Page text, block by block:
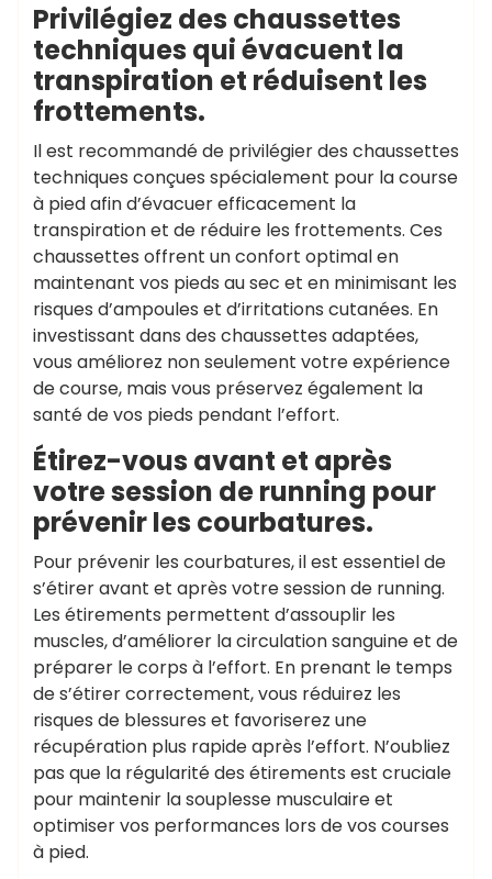
Privilégiez des chaussettes
techniques qui évacuent la
transpiration et réduisent les
frottements.
Il est recommandé de privilégier des chaussettes
techniques conçues spécialement pour la course
à pied afin d’évacuer efficacement la
transpiration et de réduire les frottements. Ces
chaussettes offrent un confort optimal en
maintenant vos pieds au sec et en minimisant les
risques d’ampoules et d’irritations cutanées. En
investissant dans des chaussettes adaptées,
vous améliorez non seulement votre expérience
de course, mais vous préservez également la
santé de vos pieds pendant l’effort.
Étirez-vous avant et après
votre session de running pour
prévenir les courbatures.
Pour prévenir les courbatures, il est essentiel de
s’étirer avant et après votre session de running.
Les étirements permettent d’assouplir les
muscles, d’améliorer la circulation sanguine et de
préparer le corps à l’effort. En prenant le temps
de s’étirer correctement, vous réduirez les
risques de blessures et favoriserez une
récupération plus rapide après l’effort. N’oubliez
pas que la régularité des étirements est cruciale
pour maintenir la souplesse musculaire et
optimiser vos performances lors de vos courses
à pied.